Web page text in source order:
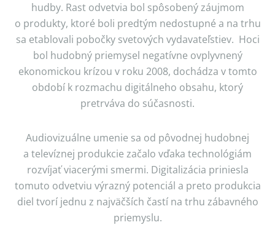
hudby. Rast odvetvia bol spôsobený záujmom
o produkty, ktoré boli predtým nedostupné a na trhu
sa etablovali pobočky svetových vydavateľstiev. Hoci
bol hudobný priemysel negatívne ovplyvnený
ekonomickou krízou v roku 2008, dochádza v tomto
období k rozmachu digitálneho obsahu, ktorý
pretrváva do súčasnosti.
Audiovizuálne umenie sa od pôvodnej hudobnej
a televíznej produkcie začalo vďaka technológiám
rozvíjať viacerými smermi. Digitalizácia priniesla
tomuto odvetviu výrazný potenciál a preto produkcia
diel tvorí jednu z najväčších častí na trhu zábavného
priemyslu.